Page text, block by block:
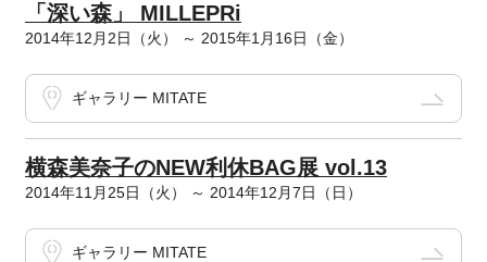
「深い森」 MILLEPRi
2014年12月2日（火） ～ 2015年1月16日（金）
ギャラリー MITATE
横森美奈子のNEW利休BAG展 vol.13
2014年11月25日（火） ～ 2014年12月7日（日）
ギャラリー MITATE